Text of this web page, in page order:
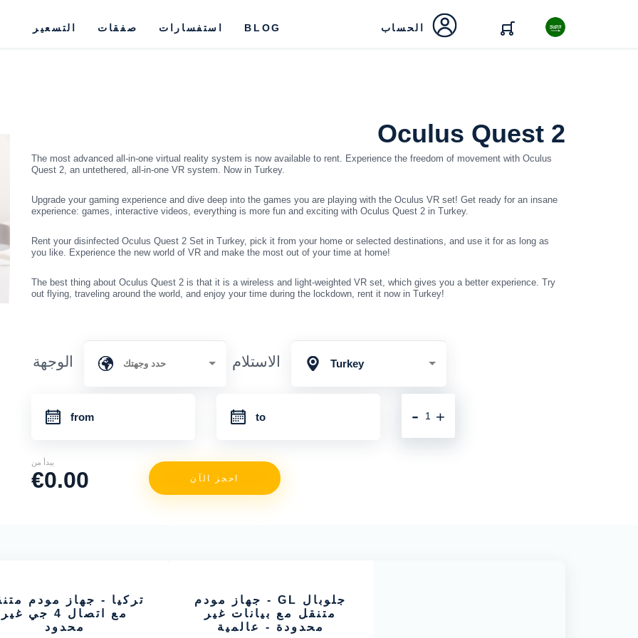
التسعير صفقات استفسارات BLOG الحساب
Oculus Quest 2
The most advanced all-in-one virtual reality system is now available to rent. Experience the freedom of movement with Oculus
Quest 2, an untethered, all-in-one VR system. Now in Turkey.
Upgrade your gaming experience and dive deep into the games you are playing with the Oculus VR set! Get ready for an insane
experience: games, interactive videos, everything is more fun and exciting with Oculus Quest 2 in Turkey.
Rent your disinfected Oculus Quest 2 Set in Turkey, pick it from your home or selected destinations, and use it for as long as
you like. Experience the new world of VR and make the most out of your time at home!
The best thing about Oculus Quest 2 is that it is a wireless and light-weighted VR set, which gives you a better experience. Try
out flying, traveling around the world, and enjoy your time during the lockdown, rent it now in Turkey!
الوجهة الاستلام Turkey
+
-
يبدأ من
€0.00 احجز الآن
تركيا - جهاز مودم
مع اتصال 4 جي غير
محدود
جلوبال GL - جهاز مودم
متنقل مع بيانات غير
محدودة - عالمية